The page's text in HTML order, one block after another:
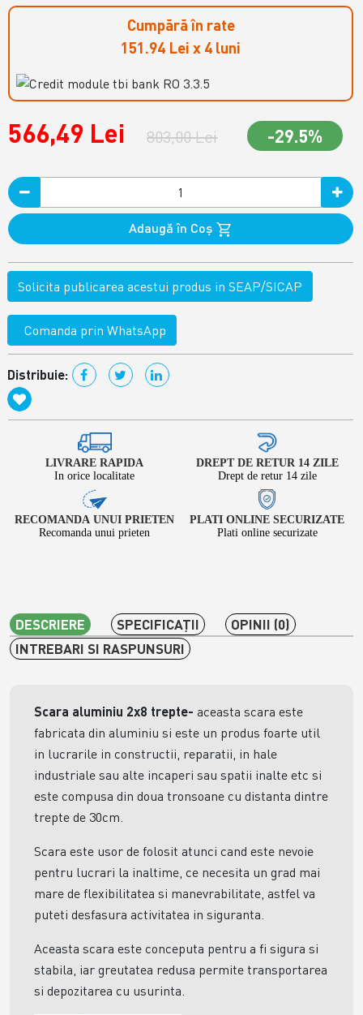
Cumpără în rate
151.94 Lei x 4 luni
566,49 Lei 803,00 Lei -29.5%
Adaugă în Coş
Solicita publicarea acestui produs in SEAP/SICAP
Comanda prin WhatsApp
Distribuie:
LIVRARE RAPIDA
In orice localitate
DREPT DE RETUR 14 ZILE
Drept de retur 14 zile
RECOMANDA UNUI PRIETEN
Recomanda unui prieten
PLATI ONLINE SECURIZATE
Plati online securizate
DESCRIERE SPECIFICAŢII
OPINII (0)
INTREBARI SI RASPUNSURI
Scara aluminiu 2x8 trepte- aceasta scara este
fabricata din aluminiu si este un produs foarte util
in lucrarile in constructii, reparatii, in hale
industriale sau alte incaperi sau spatii inalte etc si
este compusa din doua tronsoane cu distanta dintre
trepte de 30cm.
Scara este usor de folosit atunci cand este nevoie
pentru lucrari la inaltime, ce necesita un grad mai
mare de flexibilitatea si manevrabilitate, astfel va
puteti desfasura activitatea in siguranta.
Aceasta scara este conceputa pentru a fi sigura si
stabila, iar greutatea redusa permite transportarea
si depozitarea cu usurinta.